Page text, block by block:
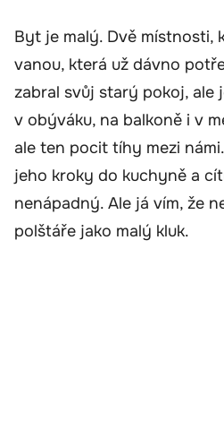
Byt je malý. Dvě místnosti,
vanou, která už dávno
zabral svůj starý pokoj, ale
v obýváku, na balkoně i v
ale ten pocit tíhy mezi
jeho kroky do kuchyně a
nenápadný. Ale já vím, že
polštáře jako malý kluk.